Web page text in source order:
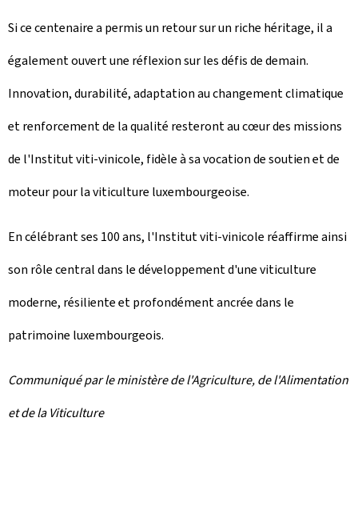
Si ce centenaire a permis un retour sur un riche héritage, il a
également ouvert une réflexion sur les défis de demain.
Innovation, durabilité, adaptation au changement climatique
et renforcement de la qualité resteront au cœur des missions
de l'Institut viti-vinicole, fidèle à sa vocation de soutien et de
moteur pour la viticulture luxembourgeoise.
En célébrant ses 100 ans, l'Institut viti-vinicole réaffirme ainsi
son rôle central dans le développement d'une viticulture
moderne, résiliente et profondément ancrée dans le
patrimoine luxembourgeois.
Communiqué par le ministère de l'Agriculture, de l'Alimentation
et de la Viticulture